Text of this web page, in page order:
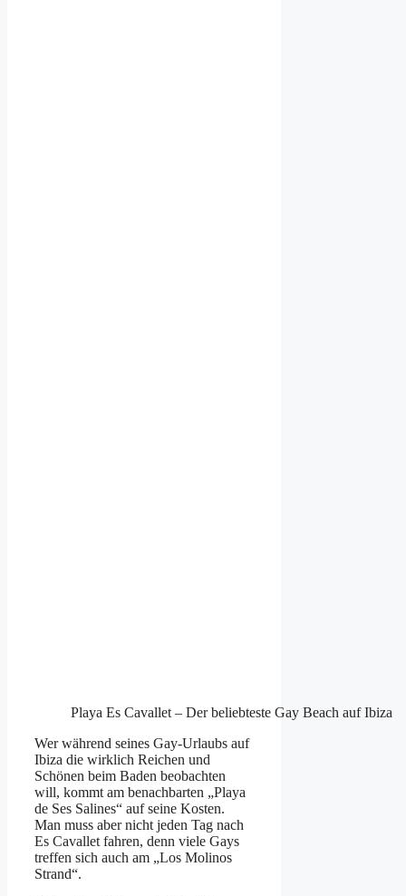
Playa Es Cavallet – Der beliebteste Gay Beach auf Ibiza
Wer während seines Gay-Urlaubs auf
Ibiza die wirklich Reichen und
Schönen beim Baden beobachten
will, kommt am benachbarten „Playa
de Ses Salines“ auf seine Kosten.
Man muss aber nicht jeden Tag nach
Es Cavallet fahren, denn viele Gays
treffen sich auch am „Los Molinos
Strand“.